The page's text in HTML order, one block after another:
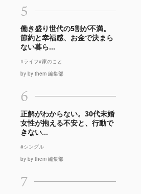
5
働き盛り世代の5割が不満。
節約と幸福感、お金で決まら
ない暮ら...
#ライフ#家のこと
by by them 編集部
6
正解がわからない。30代未婚
女性が抱える不安と、行動で
きない...
#シングル
by by them 編集部
7